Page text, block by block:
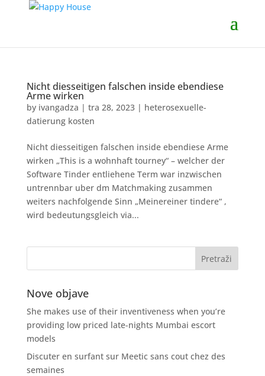
Nicht diesseitigen falschen inside ebendiese
Arme wirken
by ivangadza | tra 28, 2023| heterosexuelle-
datierung kosten
Nicht diesseitigen falschen inside ebendiese Arme
wirken „This is a wohnhaft tourney“ – welcher der
Software Tinder entliehene Term war inzwischen
untrennbar uber dm Matchmaking zusammen
weiters nachfolgende Sinn „Meinereiner tindere“ ,
wird bedeutungsgleich via...
Nove objave
She makes use of their inventiveness when you’re
providing low priced late-nights Mumbai escort
models
Discuter en surfant sur Meetic sans cout chez des
semaines